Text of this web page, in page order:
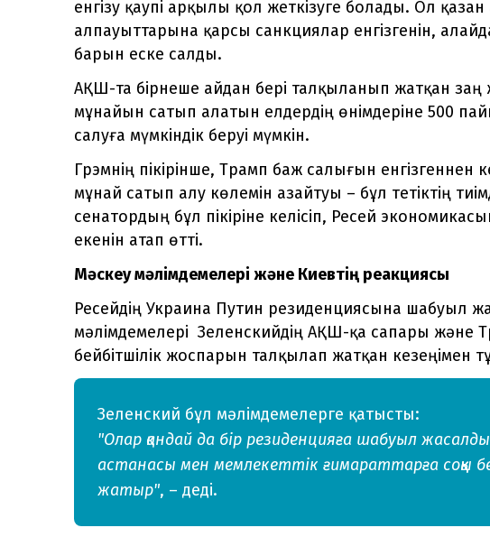
енгізу қаупі арқылы қол жеткізуге болады. Ол
алпауыттарына қарсы санкциялар енгізгенін,
барын еске салды.
АҚШ-та бірнеше айдан бері талқыланып жатқан
мұнайын сатып алатын елдердің өнімдеріне 500
салуға мүмкіндік беруі мүмкін.
Грэмнің пікірінше, Трамп баж салығын енгізгеннен
мұнай сатып алу көлемін азайтуы – бұл тетіктің
сенатордың бұл пікіріне келісіп, Ресей
екенін атап өтті.
Мәскеу мәлімдемелері және Киевтің реакциясы
Ресейдің Украина Путин резиденциясына шабуыл
мәлімдемелері Зеленскийдің АҚШ-қа сапары және
бейбітшілік жоспарын талқылап жатқан кезеңімен
Зеленский бұл мәлімдемелерге қатысты:
"Олар қандай да бір резиденцияға шабуыл
астанасы мен мемлекеттік ғимараттарға соққы
жатыр", – деді.